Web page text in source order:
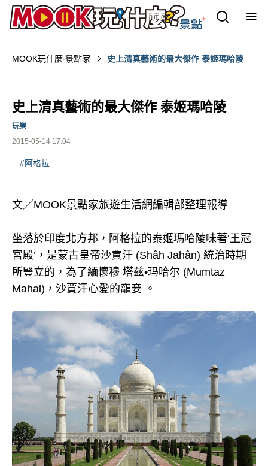
MOOK玩什麼‧景點家 史上清真藝術的最大傑作 泰姬瑪哈陵
史上清真藝術的最大傑作 泰姬瑪哈陵
2015-05-14 17:04
玩樂
#阿格拉
文／MOOK景點家旅遊生活網編輯部整理報導
坐落於印度北方邦，阿格拉的泰姬瑪哈陵味著‘王冠
宮殿’，是蒙古皇帝沙賈汗 (Shâh Jahân) 統治時期
所豎立的，為了緬懷穆 塔兹•玛哈尔 (Mumtaz
Mahal)，沙賈汗心愛的寵妾 。